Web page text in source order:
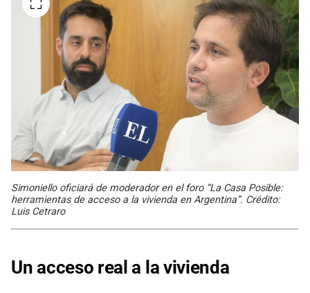
Simoniello oficiará de moderador en el foro “La Casa Posible:
herramientas de acceso a la vivienda en Argentina”. Crédito:
Luis Cetraro
Un acceso real a la vivienda